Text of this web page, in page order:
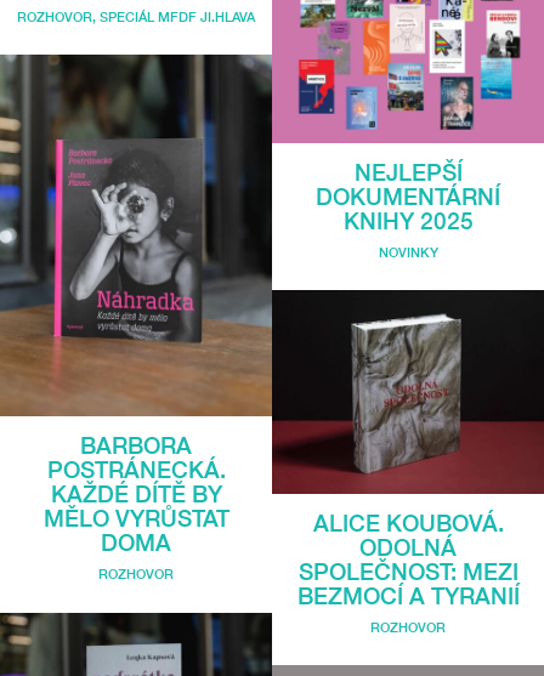
ROZHOVOR, SPECIÁL MFDF JI.HLAVA
BARBORA
POSTRÁNECKÁ.
KAŽDÉ DÍTĚ BY
MĚLO VYRŮSTAT
DOMA
ROZHOVOR
NEJLEPŠÍ
DOKUMENTÁRNÍ
KNIHY 2025
NOVINKY
ALICE KOUBOVÁ.
ODOLNÁ
SPOLEČNOST: MEZI
BEZMOCÍ A TYRANIÍ
ROZHOVOR